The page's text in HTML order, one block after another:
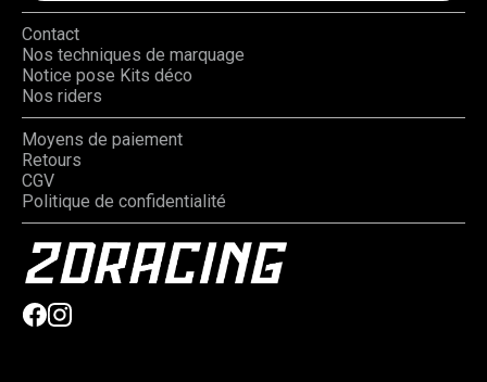
Contact
Nos techniques de marquage
Notice pose Kits déco
Nos riders
Moyens de paiement
Retours
CGV
Politique de confidentialité